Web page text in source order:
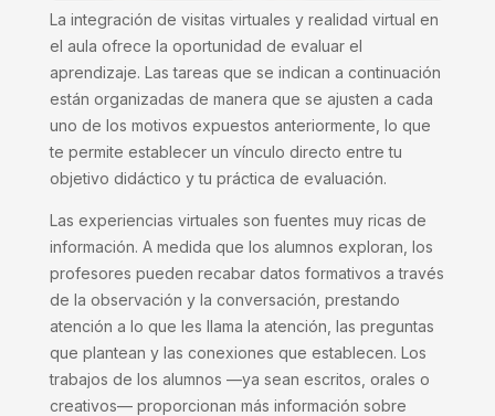
La integración de visitas virtuales y realidad virtual en
el aula ofrece la oportunidad de evaluar el
aprendizaje. Las tareas que se indican a continuación
están organizadas de manera que se ajusten a cada
uno de los motivos expuestos anteriormente, lo que
te permite establecer un vínculo directo entre tu
objetivo didáctico y tu práctica de evaluación.
Las experiencias virtuales son fuentes muy ricas de
información. A medida que los alumnos exploran, los
profesores pueden recabar datos formativos a través
de la observación y la conversación, prestando
atención a lo que les llama la atención, las preguntas
que plantean y las conexiones que establecen. Los
trabajos de los alumnos —ya sean escritos, orales o
creativos— proporcionan más información sobre